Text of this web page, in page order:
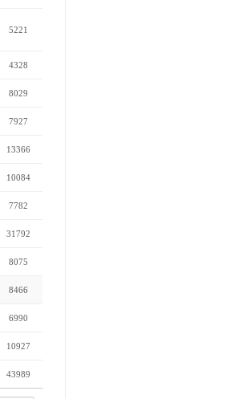
5221
4328
8029
7927
13366
10084
7782
31792
8075
8466
6990
10927
43989